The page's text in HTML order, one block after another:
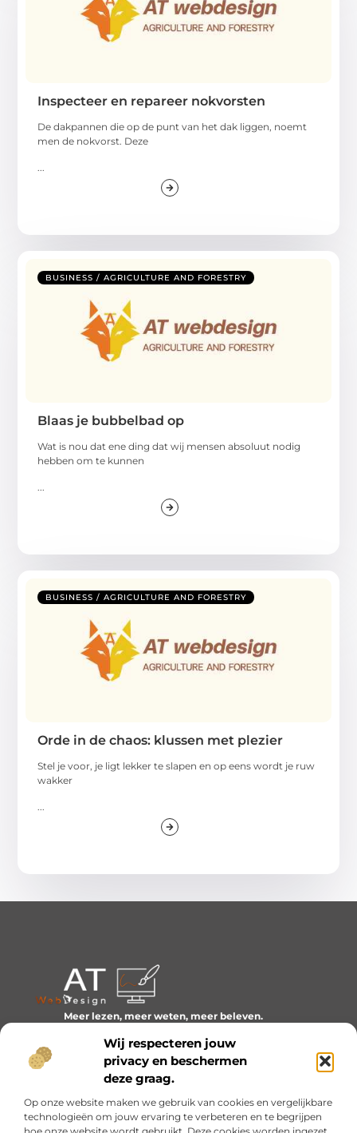
Wij respecteren jouw
privacy en beschermen
deze graag.
Op onze website maken we gebruik van cookies en vergelijkbare
technologieën om jouw ervaring te verbeteren en te begrijpen
Inspecteer en repareer nokvorsten
De dakpannen die op de punt van het dak liggen, noemt
men de nokvorst. Deze
BUSINESS / AGRICULTURE AND FORESTRY
Blaas je bubbelbad op
Wat is nou dat ene ding dat wij mensen absoluut nodig
hebben om te kunnen
BUSINESS / AGRICULTURE AND FORESTRY
Orde in de chaos: klussen met plezier
Stel je voor, je ligt lekker te slapen en op eens wordt je ruw
wakker
Meer lezen, meer weten, meer beleven.
het dagelijks leven boeiend maakt.
Bericht categorie